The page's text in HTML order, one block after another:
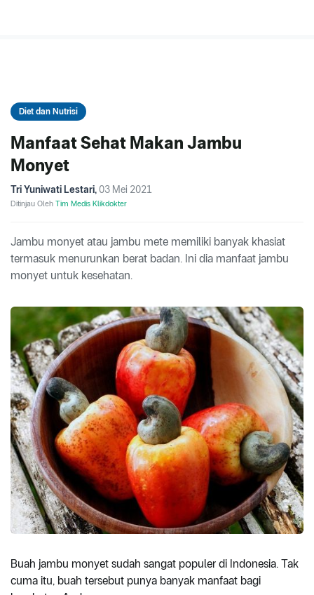
Diet dan Nutrisi
Manfaat Sehat Makan Jambu
Monyet
Tri Yuniwati Lestari, 03 Mei 2021
Ditinjau Oleh Tim Medis Klikdokter
Jambu monyet atau jambu mete memiliki banyak khasiat
termasuk menurunkan berat badan. Ini dia manfaat jambu
monyet untuk kesehatan.
Buah jambu monyet sudah sangat populer di Indonesia. Tak
cuma itu, buah tersebut punya banyak manfaat bagi